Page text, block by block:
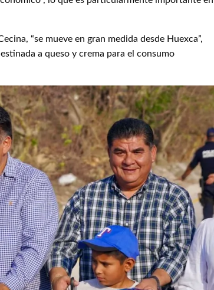
“se mueve en gran medida desde Huexca”,
a queso y crema para el consumo